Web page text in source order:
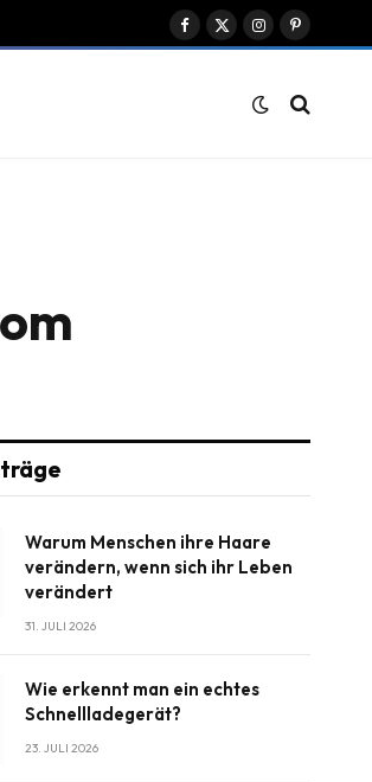
Facebook
X
InstagramPinterest
Warum Menschen ihre Haare
verändern, wenn sich ihr Leben
verändert
31. JULI 2026
Wie erkennt man ein echtes
Schnellladegerät?
23. JULI 2026